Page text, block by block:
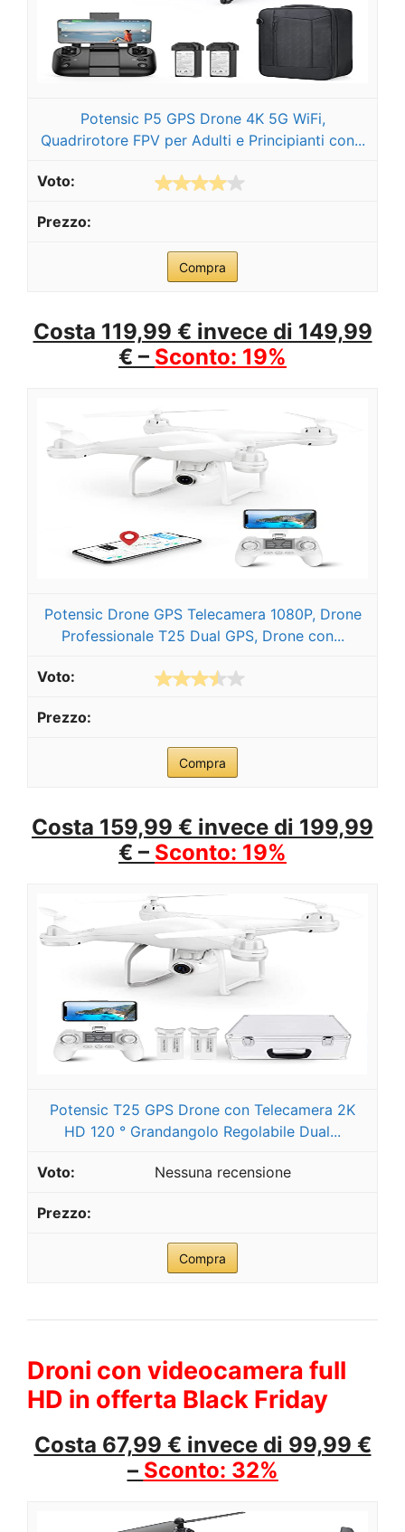
Potensic P5 GPS Drone 4K 5G WiFi,
Quadrirotore FPV per Adulti e Principianti con...
Compra
Costa 119,99 € invece di 149,99
€ – Sconto: 19%
Potensic Drone GPS Telecamera 1080P, Drone
Professionale T25 Dual GPS, Drone con...
Compra
Costa 159,99 € invece di 199,99
€ – Sconto: 19%
Potensic T25 GPS Drone con Telecamera 2K
HD 120 ° Grandangolo Regolabile Dual...
Nessuna recensione
Compra
Droni con videocamera full
HD in offerta Black Friday
Costa 67,99 € invece di 99,99 €
– Sconto: 32%